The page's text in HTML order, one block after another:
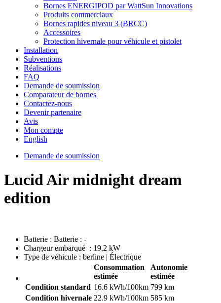
Bornes ENERGIPOD par WattSun Innovations
Produits commerciaux
Bornes rapides niveau 3 (BRCC)
Accessoires
Protection hivernale pour véhicule et pistolet
Installation
Subventions
Réalisations
FAQ
Demande de soumission
Comparateur de bornes
Contactez-nous
Devenir partenaire
Avis
Mon compte
English
Demande de soumission
Lucid Air midnight dream
edition
Batterie : Batterie : -
Chargeur embarqué : 19.2 kW
Type de véhicule : berline | Électrique
Consommation
estimée
Autonomie
estimée
Condition standard 16.6 kWh/100km 799 km
Condition hivernale 22.9 kWh/100km 585 km